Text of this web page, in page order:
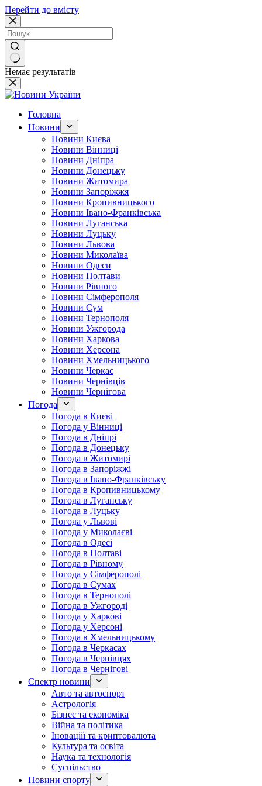
Перейти до вмісту
Немає результатів
Головна
Новини
Новини Києва
Новини Вінниці
Новини Дніпра
Новини Донецьку
Новини Житомира
Новини Запоріжжя
Новини Кропивницького
Новини Івано-Франківська
Новини Луганська
Новини Луцьку
Новини Львова
Новини Миколаїва
Новини Одеси
Новини Полтави
Новини Рівного
Новини Сімферополя
Новини Сум
Новини Тернополя
Новини Ужгорода
Новини Харкова
Новини Херсона
Новини Хмельницького
Новини Черкас
Новини Чернівців
Новини Чернігова
Погода
Погода в Києві
Погода у Вінниці
Погода в Дніпрі
Погода в Донецьку
Погода в Житомирі
Погода в Запоріжжі
Погода в Івано-Франківську
Погода в Кропивницькому
Погода в Луганську
Погода в Луцьку
Погода у Львові
Погода у Миколаєві
Погода в Одесі
Погода в Полтаві
Погода в Рівному
Погода у Сімферополі
Погода в Сумах
Погода в Тернополі
Погода в Ужгороді
Погода у Харкові
Погода у Херсоні
Погода в Хмельницькому
Погода в Черкасах
Погода в Чернівцях
Погода в Чернігові
Спектр новини
Авто та автоспорт
Астрологія
Бізнес та економіка
Війна та політика
Іноваціії та криптовалюта
Культура та освіта
Наука та технологія
Суспільство
Новини спорту